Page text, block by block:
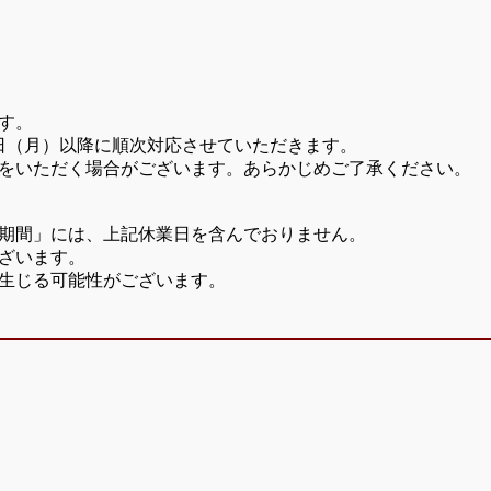
。
月）以降に順次対応させていただきます。
ただく場合がございます。あらかじめご了承ください。
」には、上記休業日を含んでおりません。
います。
じる可能性がございます。